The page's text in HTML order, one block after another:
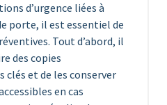
d’urgence liées à
porte, il est essentiel de
Tout d’abord, il
des copies
clés et de les conserver
en cas